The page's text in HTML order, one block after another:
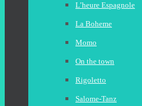
L’heure Espagnole
La Boheme
Momo
On the town
Rigoletto
Salome-Tanz